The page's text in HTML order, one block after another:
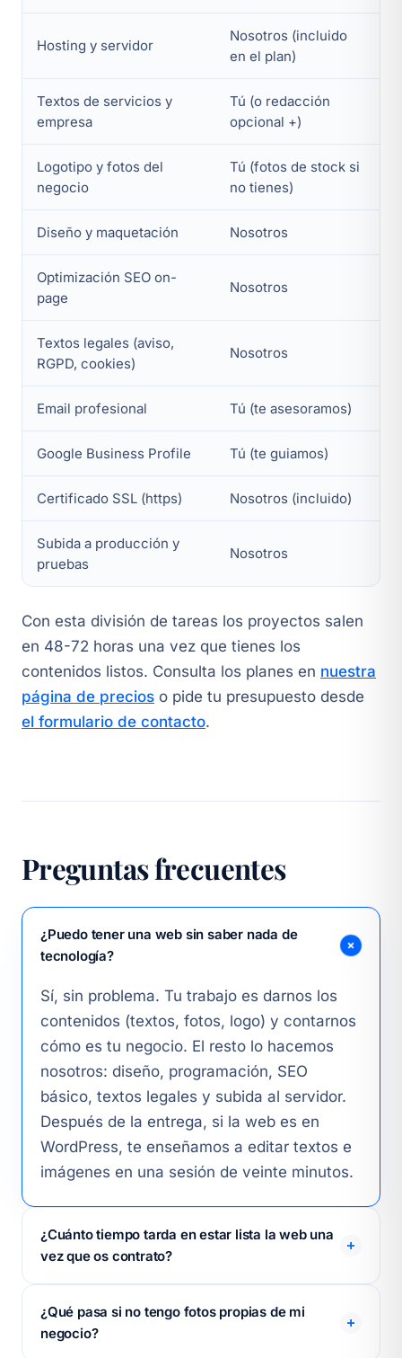
Hosting y servidor
Nosotros (incluido
en el plan)
Textos de servicios y
empresa
Tú (o redacción
opcional +)
Logotipo y fotos del
negocio
Tú (fotos de stock si
no tienes)
Diseño y maquetación Nosotros
Optimización SEO on-
page
Nosotros
Textos legales (aviso,
RGPD, cookies)
Nosotros
Email profesional Tú (te asesoramos)
Google Business Profile Tú (te guiamos)
Certificado SSL (https) Nosotros (incluido)
Subida a producción y
pruebas
Nosotros
Con esta división de tareas los proyectos salen
en 48-72 horas una vez que tienes los
contenidos listos. Consulta los planes en nuestra
página de precios o pide tu presupuesto desde
el formulario de contacto.
Preguntas frecuentes
¿Puedo tener una web sin saber nada de
tecnología?
Sí, sin problema. Tu trabajo es darnos los
contenidos (textos, fotos, logo) y contarnos
cómo es tu negocio. El resto lo hacemos
nosotros: diseño, programación, SEO
básico, textos legales y subida al servidor.
Después de la entrega, si la web es en
WordPress, te enseñamos a editar textos e
imágenes en una sesión de veinte minutos.
¿Cuánto tiempo tarda en estar lista la web una
vez que os contrato?
contenidos (textos, fotos, logo), entregamos
en 48-72 horas. El cuello de botella casi
¿Qué pasa si no tengo fotos propias de mi
negocio?